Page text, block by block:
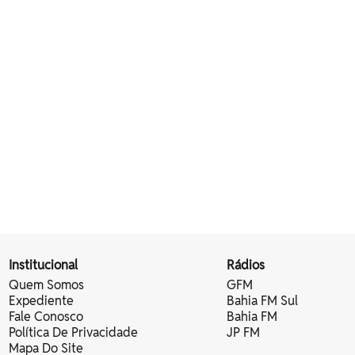
Institucional
Quem Somos
Expediente
Fale Conosco
Política De Privacidade
Mapa Do Site
Rádios
GFM
Bahia FM Sul
Bahia FM
JP FM